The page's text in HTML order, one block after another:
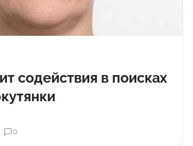
содействия в поисках
0